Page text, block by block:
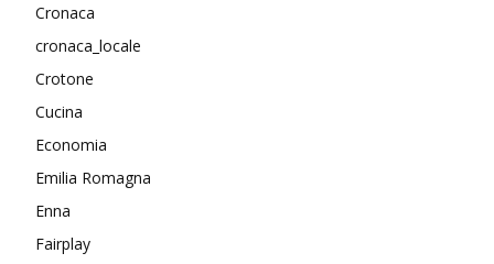
Cronaca
cronaca_locale
Crotone
Cucina
Economia
Emilia Romagna
Enna
Fairplay